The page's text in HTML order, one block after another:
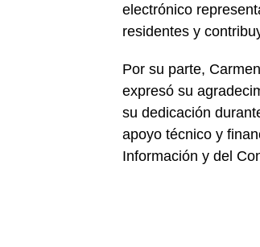
electrónico
residentes y
Por su parte,
expresó su
su dedicación
apoyo técnico y
Información y del